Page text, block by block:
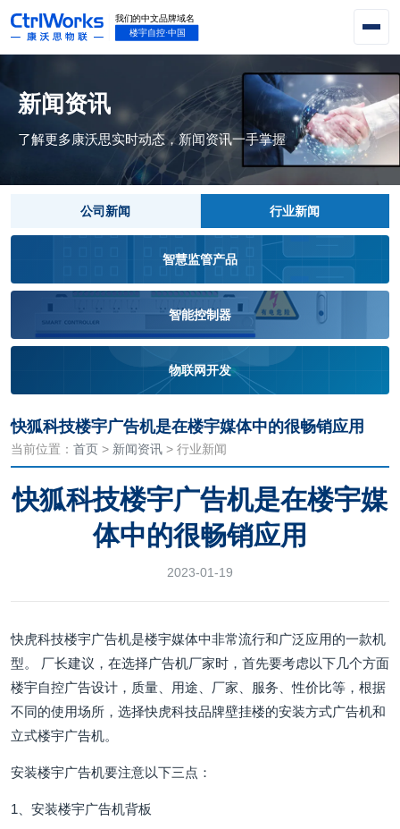
新闻资讯
了解更多康沃思实时动态，新闻资讯一手掌握
公司新闻 行业新闻
智慧监管产品
智能控制器
物联网开发
快狐科技楼宇广告机是在楼宇媒体中的很畅销应用
当前位置： 首页 > 新闻资讯 > 行业新闻
快狐科技楼宇广告机是在楼宇媒
体中的很畅销应用
2023-01-19
快虎科技楼宇广告机是楼宇媒体中非常流行和广泛应用的一款机
型。 厂长建议，在选择广告机厂家时，首先要考虑以下几个方面
楼宇自控广告设计，质量、用途、厂家、服务、性价比等，根据
不同的使用场所，选择快虎科技品牌壁挂楼的安装方式广告机和
立式楼宇广告机。
安装楼宇广告机要注意以下三点：
1、安装楼宇广告机背板